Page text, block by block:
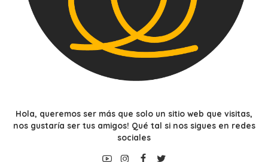
Hola, queremos ser más que solo un sitio web que visitas,
nos gustaría ser tus amigos! Qué tal si nos sigues en redes
sociales